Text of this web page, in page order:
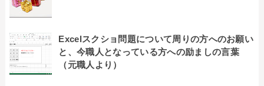
Excelスクショ問題について周りの方へのお願い
と、今職人となっている方への励ましの言葉
（元職人より）